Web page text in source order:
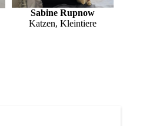
Sabine Rupnow
Katzen, Kleintiere